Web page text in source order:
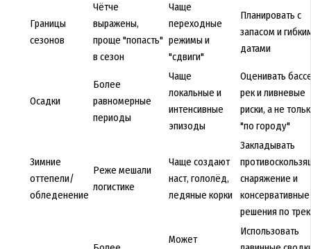
Границы
сезонов
Чётче
выражены,
проще "попасть"
в сезон
Чаще
переходные
режимы и
"сдвиги"
Планировать с
запасом и
датами
Осадки
Более
равномерные
периоды
Чаще
локальные и
интенсивные
эпизоды
Оценивать
рек и ливневые
риски, а не
"по городу"
Зимние
оттепели/
обледенение
Реже мешали
логистике
Чаще создают
наст, гололёд,
ледяные корки
Закладывать
снаряжение и
консервативные
решения по
Может
Использовать